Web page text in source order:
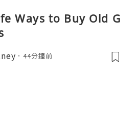
Ways to Buy Old G
44分鐘前